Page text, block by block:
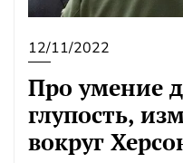
12/11/2022
Про умение
глупость,
вокруг